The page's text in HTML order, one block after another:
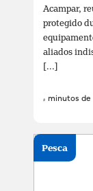
Acampar,
protegido
aliados
[...]
4 minutos
Pesca